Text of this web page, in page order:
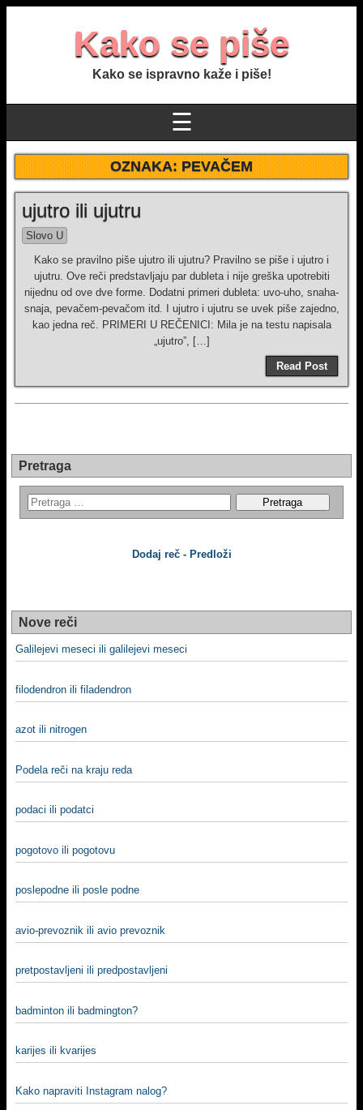
Kako se piše
Kako se ispravno kaže i piše!
☰
OZNAKA:PEVAČEM
ujutro ili ujutru
Slovo U
Kako se pravilno piše ujutro ili ujutru? Pravilno se piše i ujutro i
ujutru. Ove reči predstavljaju par dubleta i nije greška upotrebiti
nijednu od ove dve forme. Dodatni primeri dubleta: uvo-uho, snaha-
snaja, pevačem-pevačom itd. I ujutro i ujutru se uvek piše zajedno,
kao jedna reč. PRIMERI U REČENICI: Mila je na testu napisala
„ujutro”, […]
Read Post
Pretraga
Dodaj reč - Predloži
Nove reči
Galilejevi meseci ili galilejevi meseci
filodendron ili filadendron
azot ili nitrogen
Podela reči na kraju reda
podaci ili podatci
pogotovo ili pogotovu
poslepodne ili posle podne
avio-prevoznik ili avio prevoznik
pretpostavljeni ili predpostavljeni
badminton ili badmington?
karijes ili kvarijes
Kako napraviti Instagram nalog?